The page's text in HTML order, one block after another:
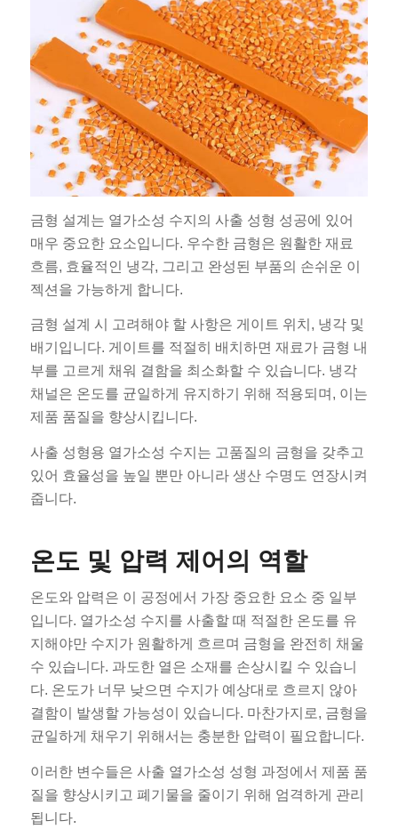
금형 설계는 열가소성 수지의 사출 성형 성공에 있어
매우 중요한 요소입니다. 우수한 금형은 원활한 재료
흐름, 효율적인 냉각, 그리고 완성된 부품의 손쉬운 이
젝션을 가능하게 합니다.
금형 설계 시 고려해야 할 사항은 게이트 위치, 냉각 및
배기입니다. 게이트를 적절히 배치하면 재료가 금형 내
부를 고르게 채워 결함을 최소화할 수 있습니다. 냉각
채널은 온도를 균일하게 유지하기 위해 적용되며, 이는
제품 품질을 향상시킵니다.
사출 성형용 열가소성 수지는 고품질의 금형을 갖추고
있어 효율성을 높일 뿐만 아니라 생산 수명도 연장시켜
줍니다.
온도 및 압력 제어의 역할
온도와 압력은 이 공정에서 가장 중요한 요소 중 일부
입니다. 열가소성 수지를 사출할 때 적절한 온도를 유
지해야만 수지가 원활하게 흐르며 금형을 완전히 채울
수 있습니다. 과도한 열은 소재를 손상시킬 수 있습니
다. 온도가 너무 낮으면 수지가 예상대로 흐르지 않아
결함이 발생할 가능성이 있습니다. 마찬가지로, 금형을
균일하게 채우기 위해서는 충분한 압력이 필요합니다.
이러한 변수들은 사출 열가소성 성형 과정에서 제품 품
질을 향상시키고 폐기물을 줄이기 위해 엄격하게 관리
됩니다.